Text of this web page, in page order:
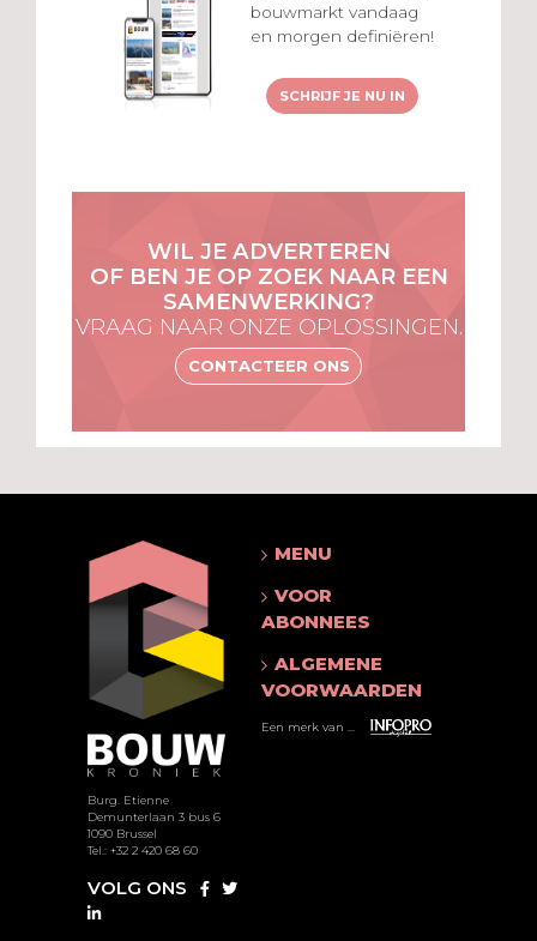
bouwmarkt vandaag
en morgen definiëren!
SCHRIJF JE NU IN
WIL JE ADVERTEREN
OF BEN JE OP ZOEK NAAR EEN
SAMENWERKING?
VRAAG NAAR ONZE OPLOSSINGEN.
CONTACTEER ONS
Burg. Etienne
Demunterlaan 3 bus 6
1090 Brussel
Tel.: +32 2 420 68 60
VOLG ONS
MENU
VOOR
ABONNEES
ALGEMENE
VOORWAARDEN
Een merk van ...